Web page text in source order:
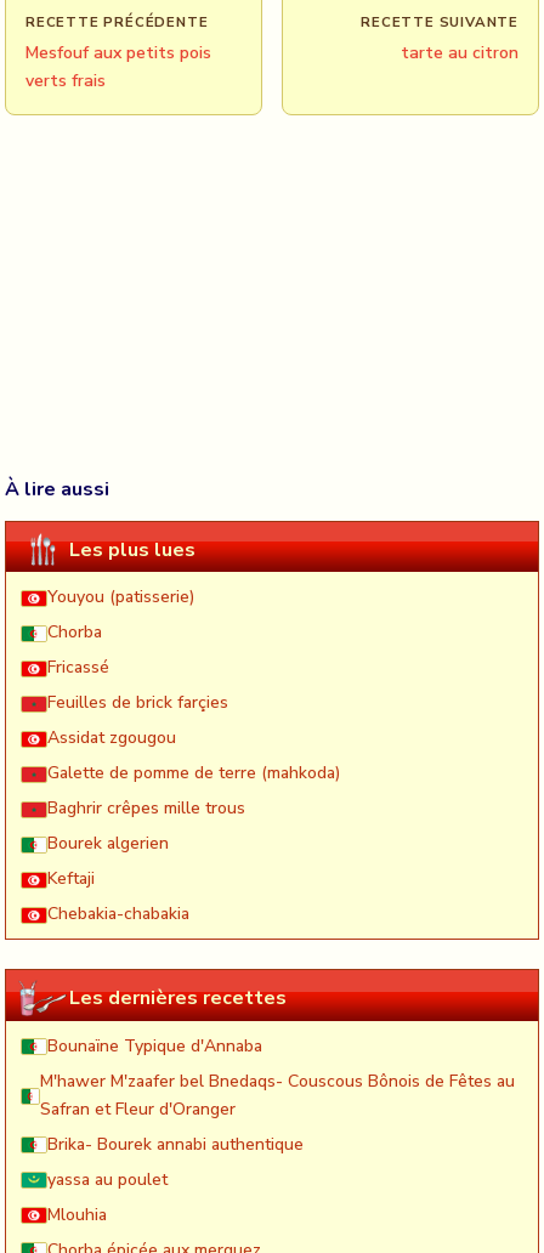
RECETTE PRÉCÉDENTE
Mesfouf aux petits pois
verts frais
RECETTE SUIVANTE
tarte au citron
À lire aussi
Les plus lues
Youyou (patisserie)
Chorba
Fricassé
Feuilles de brick farçies
Assidat zgougou
Galette de pomme de terre (mahkoda)
Baghrir crêpes mille trous
Bourek algerien
Keftaji
Chebakia-chabakia
Les dernières recettes
Bounaïne Typique d'Annaba
M'hawer M'zaafer bel Bnedaqs- Couscous Bônois de Fêtes au
Safran et Fleur d'Oranger
Brika- Bourek annabi authentique
yassa au poulet
Mlouhia